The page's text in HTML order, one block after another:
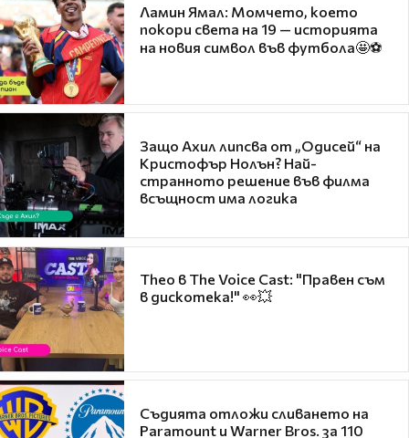
Ламин Ямал: Момчето, което
покори света на 19 — историята
на новия символ във футбола🤩⚽
Защо Ахил липсва от „Одисей“ на
Кристофър Нолън? Най-
странното решение във филма
всъщност има логика
Theo в The Voice Cast: "Правен съм
в дискотека!" 👀💥
Съдията отложи сливането на
Paramount и Warner Bros. за 110